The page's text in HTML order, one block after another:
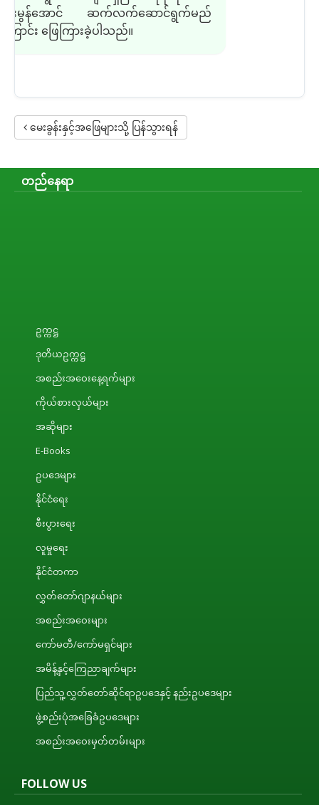
င်းမွန်အောင် ဆက်လက်ဆောင်ရွက်မည်
ြောင်း ဖြေကြားခဲ့ပါသည်။
မေးခွန်းနှင့်အဖြေများသို့ ပြန်သွားရန်
တည်နေရာ
ဥက္ကဋ္ဌ
ဒုတိယဥက္ကဋ္ဌ
အစည်းအဝေးနေ့ရက်များ
ကိုယ်စားလှယ်များ
အဆိုများ
E-Books
ဥပဒေများ
နိုင်ငံရေး
စီးပွားရေး
လူမှုရေး
နိုင်ငံတကာ
လွှတ်တော်ဂျာနယ်များ
အစည်းအဝေးများ
ကော်မတီ/ကော်မရှင်များ
အမိန့်နှင့်ကြေညာချက်များ
ပြည်သူ့လွှတ်တော်ဆိုင်ရာဥပဒေနှင့် နည်းဥပဒေများ
ဖွဲ့စည်းပုံအခြေခံဥပဒေများ
အစည်းအဝေးမှတ်တမ်းများ
FOLLOW US